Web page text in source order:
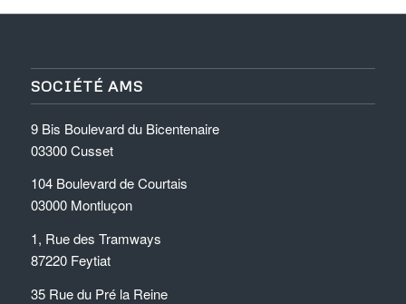
SOCIÉTÉ AMS
9 Bis Boulevard du Bicentenaire
03300 Cusset
104 Boulevard de Courtais
03000 Montluçon
1, Rue des Tramways
87220 Feytiat
35 Rue du Pré la Reine